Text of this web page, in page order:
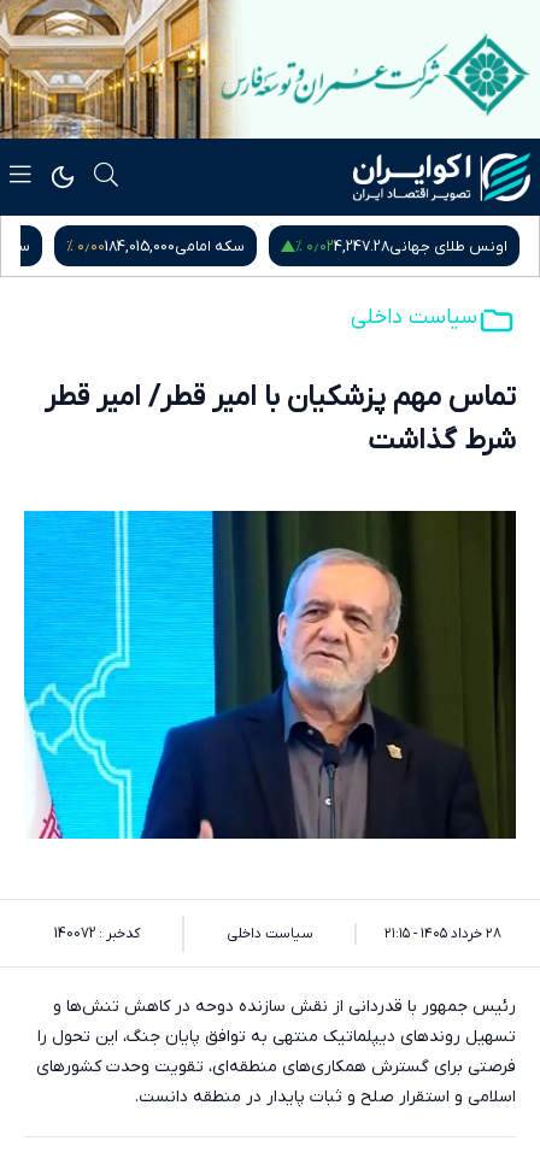
اونس طلای جهانی4,247.28۰٫۰۲ % سکه امامی184,015,000۰٫۰۰ % سکه
سیاست داخلی
تماس مهم پزشکیان با امیر قطر/ امیر قطر
شرط گذاشت
۲۸ خرداد ۱۴۰۵ - ۲۱:۱۵ سیاست داخلی کدخبر : 140072
رئیس جمهور با قدردانی از نقش سازنده دوحه در کاهش تنش‌ها و
تسهیل روندهای دیپلماتیک منتهی به توافق پایان جنگ، این تحول را
فرصتی برای گسترش همکاری‌های منطقه‌ای، تقویت وحدت کشورهای
اسلامی و استقرار صلح و ثبات پایدار در منطقه دانست.